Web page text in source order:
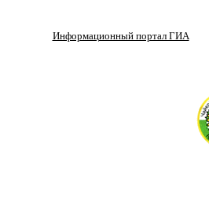
Информационный портал ГИА